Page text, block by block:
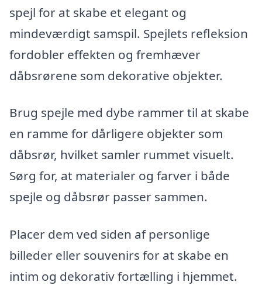
spejl for at skabe et elegant og
mindeværdigt samspil. Spejlets refleksion
fordobler effekten og fremhæver
dåbsrørene som dekorative objekter.
Brug spejle med dybe rammer til at skabe
en ramme for dårligere objekter som
dåbsrør, hvilket samler rummet visuelt.
Sørg for, at materialer og farver i både
spejle og dåbsrør passer sammen.
Placer dem ved siden af personlige
billeder eller souvenirs for at skabe en
intim og dekorativ fortælling i hjemmet.